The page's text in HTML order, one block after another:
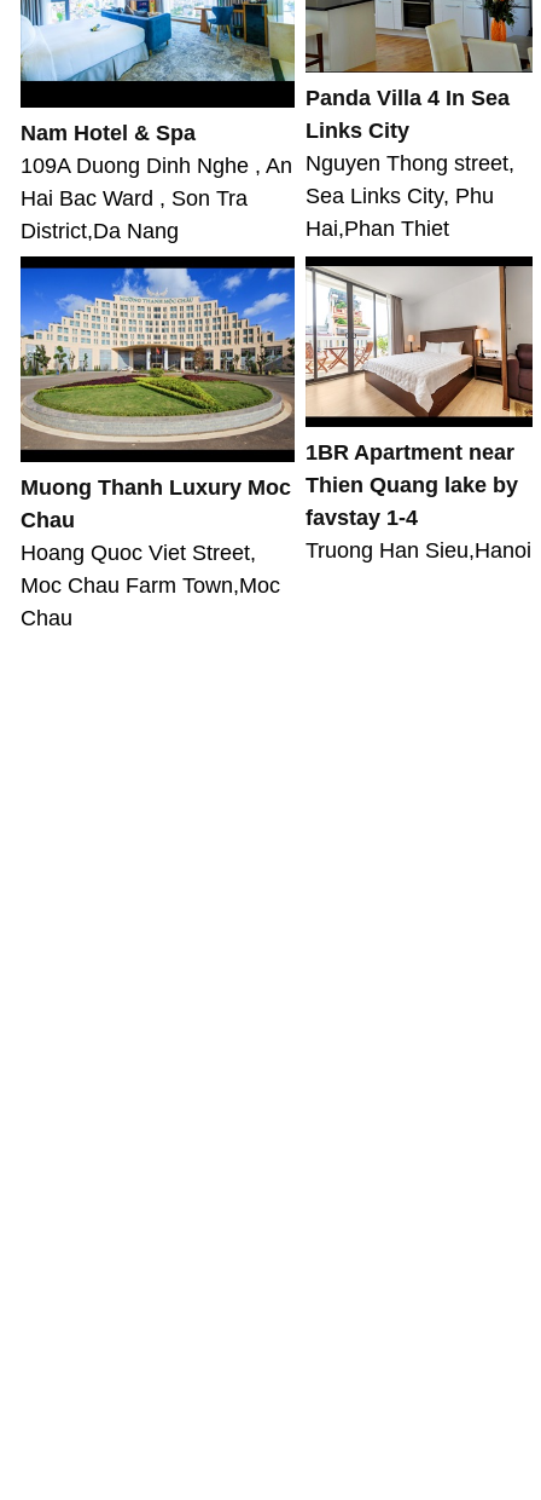
Nam Hotel & Spa
109A Duong Dinh Nghe , An
Hai Bac Ward , Son Tra
District,Da Nang
Panda Villa 4 In Sea
Links City
Nguyen Thong street,
Sea Links City, Phu
Hai,Phan Thiet
Muong Thanh Luxury Moc
Chau
Hoang Quoc Viet Street,
Moc Chau Farm Town,Moc
Chau
1BR Apartment near
Thien Quang lake by
favstay 1-4
Truong Han Sieu,Hanoi